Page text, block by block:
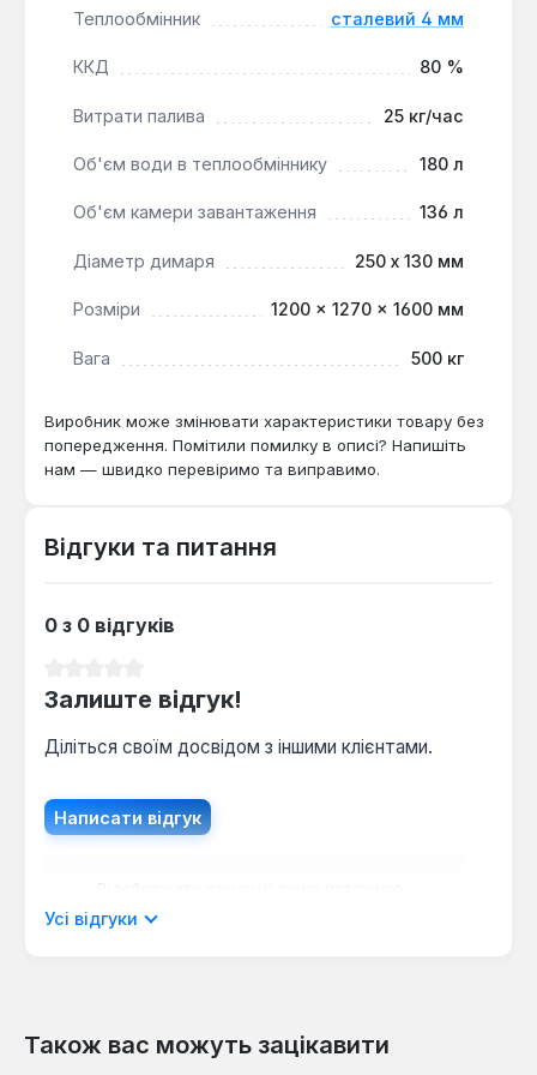
Камера об'ємом 136 літрів дозволяє
тривалому горінню.
підходить для опалення приватних будинків,
об'єктів. Його конструкція та функціональні
можливості роблять його доцільним для
висока потужність, економічність та можливість
Теплообмінник сталевий 4 мм
ККД 80 %
Витрати палива 25 кг/час
Об'єм води в теплообміннику 180 л
Об'єм камери завантаження 136 л
Діаметр димаря 250 х 130 мм
Розміри 1200 × 1270 × 1600 мм
Вага 500 кг
Виробник може змінювати характеристики товару без
попередження. Помітили помилку в описі? Напишіть
нам — швидко перевіримо та виправимо.
Відгуки та питання
0 з 0 відгуків
Залиште відгук!
Діліться своїм досвідом з іншими клієнтами.
Написати відгук
мовою.
Відгуків не знайдено. Поділіться
Усі відгуки
Також вас можуть зацікавити